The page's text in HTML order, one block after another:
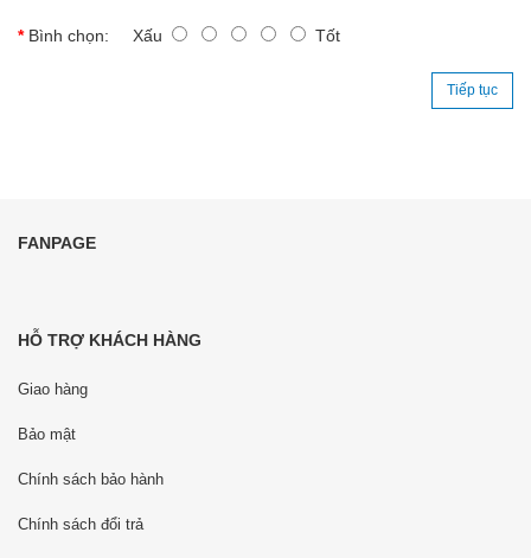
Bình chọn: Xấu Tốt
Tiếp tục
FANPAGE
HỖ TRỢ KHÁCH HÀNG
Giao hàng
Bảo mật
Chính sách bảo hành
Chính sách đổi trả